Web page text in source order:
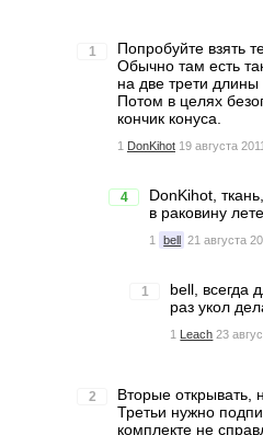
1
Попробуйте взять
Обычно там есть
на две трети
Потом в целях
кончик конуса.
1 DonKihot 19 августа
4
DonKihot,
в раковину
1 bell 21 августа
1
bell, всегда
раз укол
1 Leach 23
2
Вторые открывать,
Третьи нужно
комплекте не